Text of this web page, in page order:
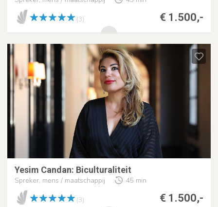
€ 1.500,-
(3)
Yesim Candan: Biculturaliteit
Spreker, mens / maatschappij 45 min
€ 1.500,-
(3)